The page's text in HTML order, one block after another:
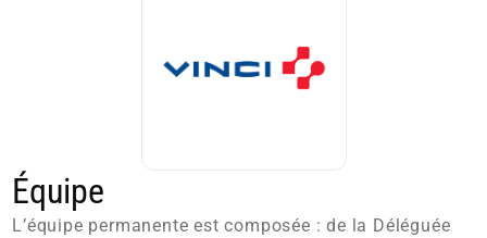
Équipe
L’équipe permanente est composée : de la Déléguée